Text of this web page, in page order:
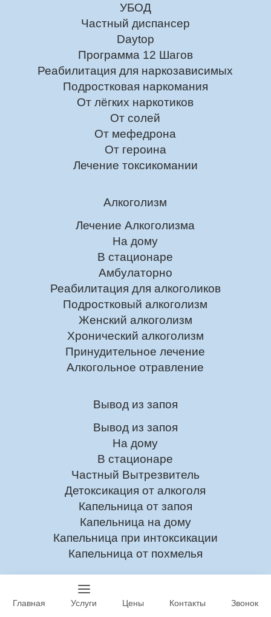
УБОД
Частный диспансер
Daytop
Программа 12 Шагов
Реабилитация для наркозависимых
Подростковая наркомания
От лёгких наркотиков
От солей
От мефедрона
От героина
Лечение токсикомании
Алкоголизм
Лечение Алкоголизма
На дому
В стационаре
Амбулаторно
Реабилитация для алкоголиков
Подростковый алкоголизм
Женский алкоголизм
Хронический алкоголизм
Принудительное лечение
Алкогольное отравление
Вывод из запоя
Вывод из запоя
На дому
В стационаре
Частный Вытрезвитель
Детоксикация от алкоголя
Капельница от запоя
Капельница на дому
Капельница при интоксикации
Капельница от похмелья
Главная Услуги Цены Контакты Звонок